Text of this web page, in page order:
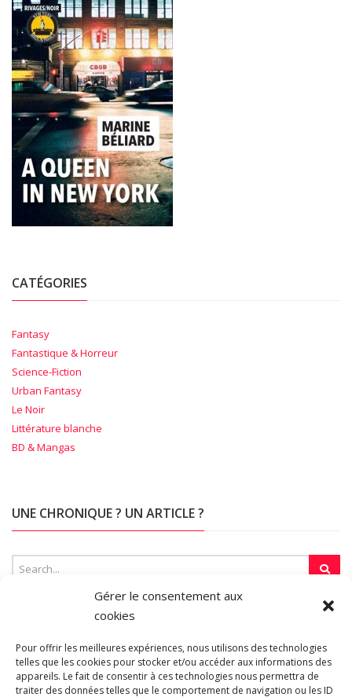
Gérer le consentement aux
cookies
Pour offrir les meilleures expériences, nous utilisons des technologies
telles que les cookies pour stocker et/ou accéder aux informations des
appareils. Le fait de consentir à ces technologies nous permettra de
traiter des données telles que le comportement de navigation ou les ID
CATÉGORIES
Fantasy
Fantastique & Horreur
Science-Fiction
Urban Fantasy
Le Noir
Littérature blanche
BD & Mangas
UNE CHRONIQUE ? UN ARTICLE ?
SUR LA TOILE…
Blogroll